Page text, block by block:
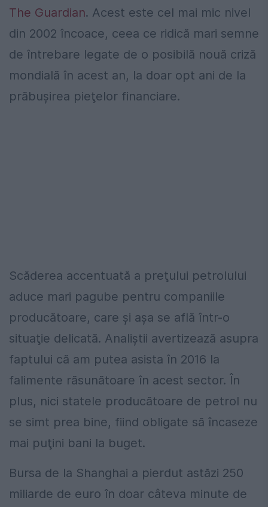
The Guardian. Acest este cel mai mic nivel
din 2002 încoace, ceea ce ridică mari semne
de întrebare legate de o posibilă nouă criză
mondială în acest an, la doar opt ani de la
prăbuşirea pieţelor financiare.
Scăderea accentuată a preţului petrolului
aduce mari pagube pentru companiile
producătoare, care şi aşa se află într-o
situaţie delicată. Analiştii avertizează asupra
faptului că am putea asista în 2016 la
falimente răsunătoare în acest sector. În
plus, nici statele producătoare de petrol nu
se simt prea bine, fiind obligate să încaseze
mai puţini bani la buget.
Bursa de la Shanghai a pierdut astăzi 250
miliarde de euro în doar câteva minute de